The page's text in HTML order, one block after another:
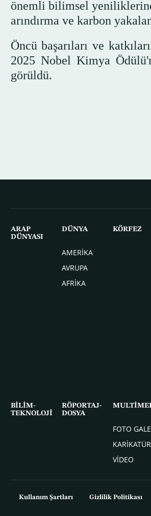
önemli bilimsel
arındırma ve karbon
Öncü başarıları ve
2025 Nobel Kimya
görüldü.
ARAP
DÜNYASI
DÜNYA
AMERİKA
AVRUPA
AFRİKA
KÖRFEZ
BİLİM-
TEKNOLOJİ
RÖPORTAJ-
DOSYA
FOTO
KARİKATÜR
VİDEO
Kullanım Şartları Gizlilik Politikası